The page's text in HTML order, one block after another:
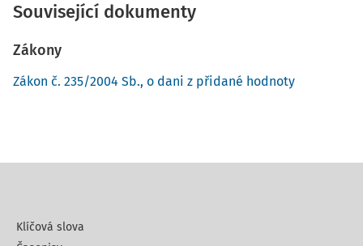
Související dokumenty
Zákony
Zákon č. 235/2004 Sb., o dani z přidané hodnoty
Klíčová slova